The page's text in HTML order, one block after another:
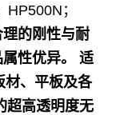
；
的刚性与耐
性优异。 适
材、平板及各
超高透明度无